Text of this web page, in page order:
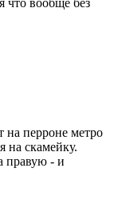
перроне метро
на скамейку.
правую - и